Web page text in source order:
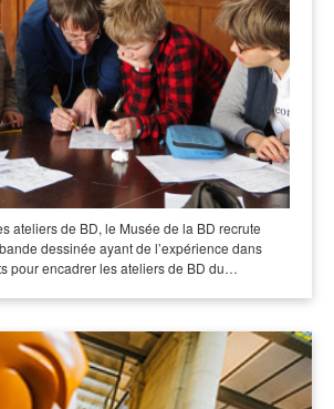
ateliers de BD, le Musée de la BD recrute
dessinée ayant de l’expérience dans
pour encadrer les ateliers de BD du…